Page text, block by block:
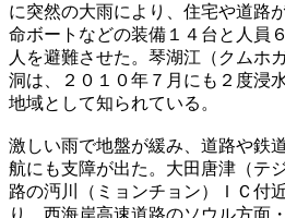
に突然の大雨により、住宅や道路
命ボートなどの装備１４台と人員
人を避難させた。琴湖江（クムホ
洞は、２０１０年７月にも２度浸
地域として知られている。
激しい雨で地盤が緩み、道路や鉄
航にも支障が出た。大田唐津（テ
路の沔川（ミョンチョン）ＩＣ付